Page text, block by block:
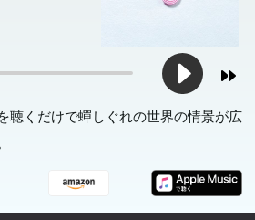
聴くだけで蟬しぐれの世界の情景が広